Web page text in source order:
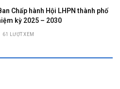
Chấp hành Hội LHPN thành phố
kỳ 2025 – 2030
61 LƯỢT XEM